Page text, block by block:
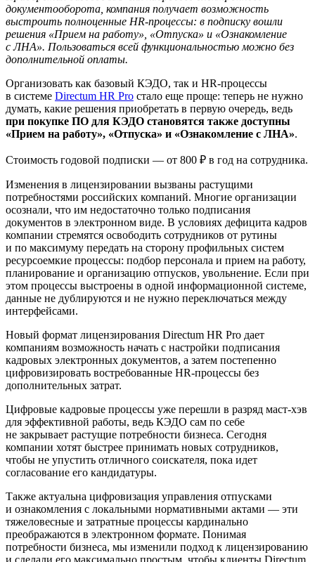
документооборота, компания получает возможность
выстроить полноценные HR-процессы: в подписку вошли
решения «Прием на работу», «Отпуска» и «Ознакомление
с ЛНА». Пользоваться всей функциональностью можно без
дополнительной оплаты.
Организовать как базовый КЭДО, так и HR-процессы
в системе Directum HR Pro стало еще проще: теперь не нужно
думать, какие решения приобретать в первую очередь, ведь
при покупке ПО для КЭДО становятся также доступны
«Прием на работу», «Отпуска» и «Ознакомление с ЛНА».
Стоимость годовой подписки — от 800 ₽ в год на сотрудника.
Изменения в лицензировании вызваны растущими
потребностями российских компаний. Многие организации
осознали, что им недостаточно только подписания
документов в электронном виде. В условиях дефицита кадров
компании стремятся освободить сотрудников от рутины
и по максимуму передать на сторону профильных систем
ресурсоемкие процессы: подбор персонала и прием на работу,
планирование и организацию отпусков, увольнение. Если при
этом процессы выстроены в одной информационной системе,
данные не дублируются и не нужно переключаться между
интерфейсами.
Новый формат лицензирования Directum HR Pro дает
компаниям возможность начать с настройки подписания
кадровых электронных документов, а затем постепенно
цифровизировать востребованные HR-процессы без
дополнительных затрат.
Цифровые кадровые процессы уже перешли в разряд маст-хэв
для эффективной работы, ведь КЭДО сам по себе
не закрывает растущие потребности бизнеса. Сегодня
компании хотят быстрее принимать новых сотрудников,
чтобы не упустить отличного соискателя, пока идет
согласование его кандидатуры.
Также актуальна цифровизация управления отпусками
и ознакомления с локальными нормативными актами — эти
тяжеловесные и затратные процессы кардинально
преображаются в электронном формате. Понимая
потребности бизнеса, мы изменили подход к лицензированию
и сделали его максимально простым, чтобы клиенты Directum